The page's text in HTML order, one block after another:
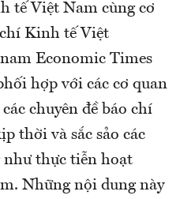
tế Việt Nam cùng cơ
Kinh tế Việt
Economic Times
hợp với các cơ quan
chuyên đề báo chí
thời và sắc sảo các
như thực tiễn hoạt
Những nội dung này